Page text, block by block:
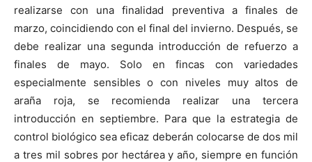
realizarse con una finalidad preventiva a finales de
marzo, coincidiendo con el final del invierno. Después, se
debe realizar una segunda introducción de refuerzo a
finales de mayo. Solo en fincas con variedades
especialmente sensibles o con niveles muy altos de
araña roja, se recomienda realizar una tercera
introducción en septiembre. Para que la estrategia de
control biológico sea eficaz deberán colocarse de dos mil
a tres mil sobres por hectárea y año, siempre en función